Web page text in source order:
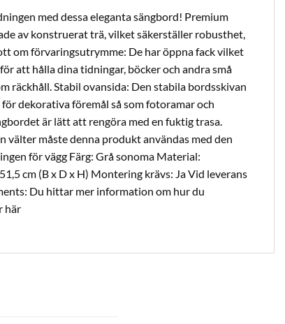
med dessa eleganta sängbord! Premium
av konstruerat trä, vilket säkerställer robusthet,
om förvaringsutrymme: De har öppna fack vilket
att hålla dina tidningar, böcker och andra små
räckhåll. Stabil ovansida: Den stabila bordsskivan
dekorativa föremål så som fotoramar och
är lätt att rengöra med en fuktig trasa.
välter måste denna produkt användas med den
för vägg Färg: Grå sonoma Material:
cm (B x D x H) Montering krävs: Ja Vid leverans
Du hittar mer information om hur du
här